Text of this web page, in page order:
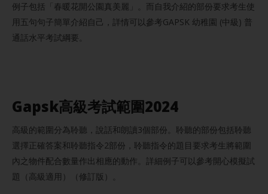
例子包括「春暖花開公園真美麗」。而自我介紹的部份要求考生使
用五句句子簡單介紹自己，詳情可以參考GAPSK 幼稚園 (中級) 普
通話水平考試綱要。
Gapsk高級考試範圍2024
高級的範圍分為聆聽，說話和朗讀3個部份。聆聽的部份包括聆聽
選擇正確答案和聆聽指令2部份，聆聽指令的題目要求考生將範圍
內之物件配合數量作出相應的動作。詳細例子可以參考開心模擬試
題（高級適用）（修訂版）。